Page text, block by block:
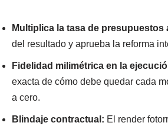
Multiplica la tasa de presupuestos
del resultado y aprueba la reforma
Fidelidad milimétrica en la
exacta de cómo debe quedar cada
a cero.
Blindaje contractual: El render